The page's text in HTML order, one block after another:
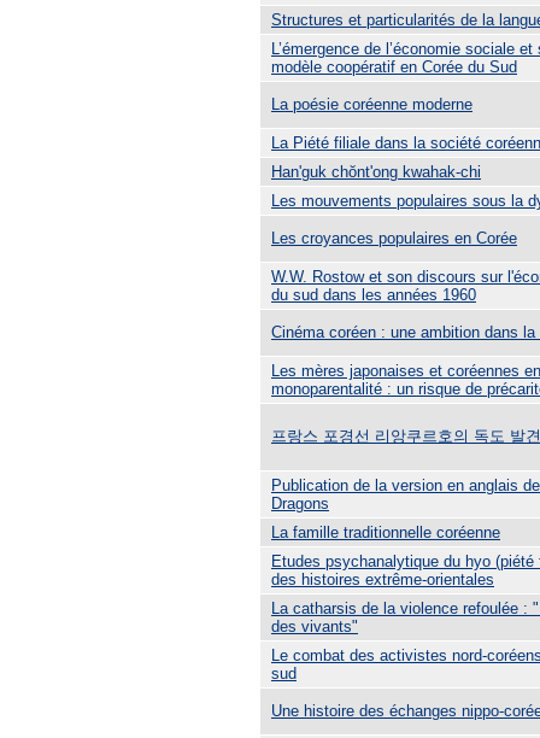
Structures et particularités de la
L’émergence de l’économie sociale
modèle coopératif en Corée du Sud
La poésie coréenne moderne
La Piété filiale dans la société
Han'guk chŏnt'ong kwahak-chi
Les mouvements populaires sous la
Les croyances populaires en Corée
W.W. Rostow et son discours sur
du sud dans les années 1960
Cinéma coréen : une ambition dans la
Les mères japonaises et coréennes
monoparentalité : un risque de
프랑스 포경선 리앙쿠르호의 독도 발
Publication de la version en anglais
Dragons
La famille traditionnelle coréenne
Etudes psychanalytique du hyo (piété
des histoires extrême-orientales
La catharsis de la violence refoulée :
des vivants"
Le combat des activistes nord-
sud
Une histoire des échanges nippo-